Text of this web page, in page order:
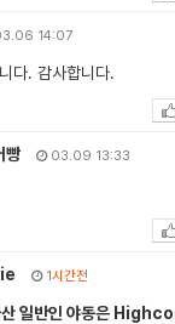
14:07
다. 감사합니다.
빵 03.09 13:33
1시간전
일반인 야동은